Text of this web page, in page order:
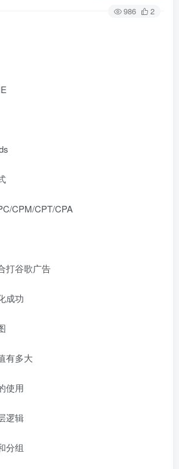
986 2
CPM/CPT/CPA
打谷歌广告
成功
有多大
使用
逻辑
分组